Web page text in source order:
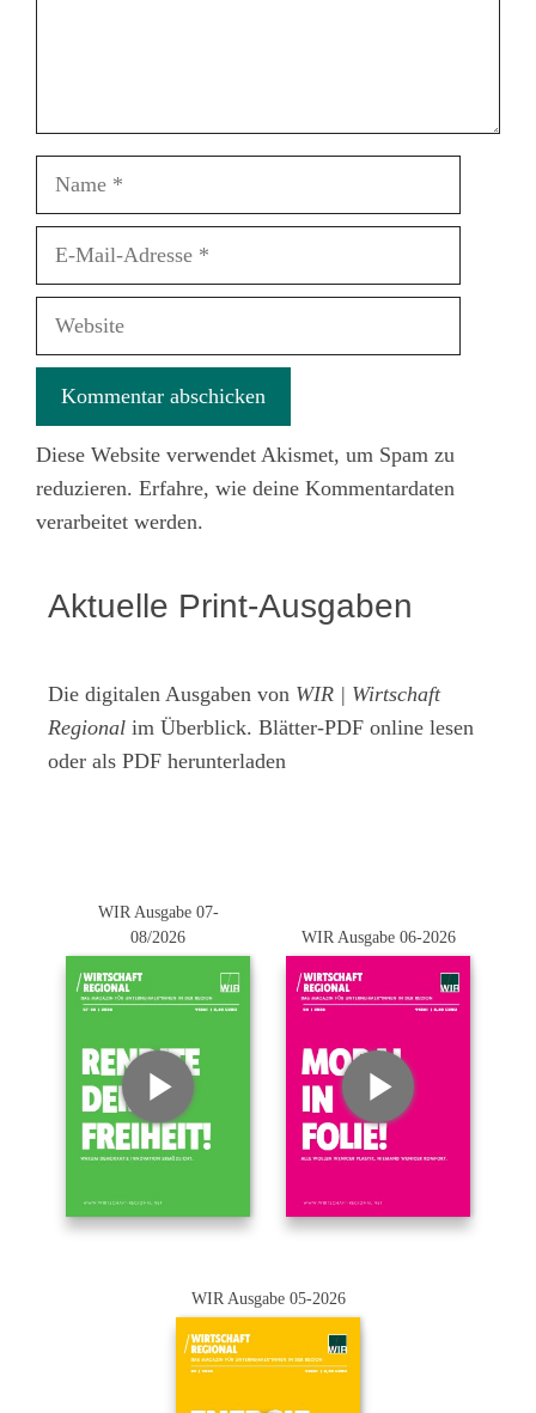
Diese Website verwendet Akismet, um Spam zu
reduzieren. Erfahre, wie deine Kommentardaten
verarbeitet werden.
Aktuelle Print-Ausgaben
Die digitalen Ausgaben von WIR | Wirtschaft
Regional im Überblick. Blätter-PDF online lesen
oder als PDF herunterladen
WIR Ausgabe 07-
08/2026
WIR Ausgabe 06-2026
WIR Ausgabe 05-2026